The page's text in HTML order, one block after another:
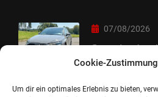
Cookie-
Um dir ein optimales Erlebnis zu bieten,
07/08/2026
Sorry Leute :-